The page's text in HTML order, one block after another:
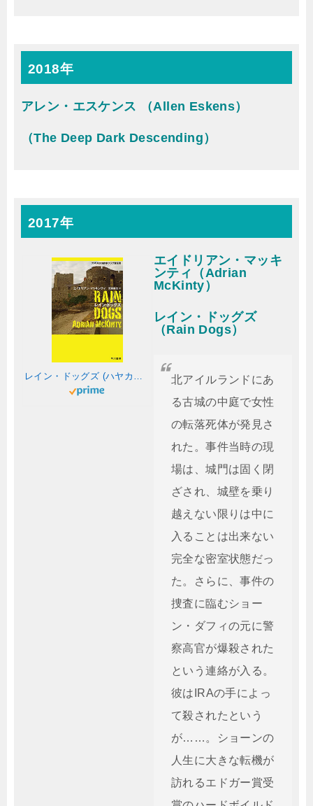
2018年
アレン・エスケンス （Allen Eskens）
（The Deep Dark Descending）
2017年
レイン・ドッグズ (ハヤカワ・ミステリ文庫)
エイドリアン・マッキ
ンティ（Adrian
McKinty）
レイン・ドッグズ
（Rain Dogs）
北アイルランドにあ
る古城の中庭で女性
の転落死体が発見さ
れた。事件当時の現
場は、城門は固く閉
ざされ、城壁を乗り
越えない限りは中に
入ることは出来ない
完全な密室状態だっ
た。さらに、事件の
捜査に臨むショー
ン・ダフィの元に警
察高官が爆殺された
という連絡が入る。
彼はIRAの手によっ
て殺されたという
が……。ショーンの
人生に大きな転機が
訪れるエドガー賞受